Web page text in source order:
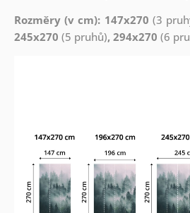
Rozměry (v cm): 147x270 (3
245x270 (5 pruhů), 294x270 (6